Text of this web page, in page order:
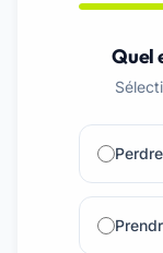
Quel